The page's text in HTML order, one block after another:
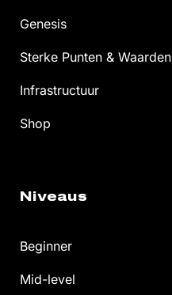
Genesis
Sterke Punten & Waarden
Infrastructuur
Shop
Niveaus
Beginner
Mid-level